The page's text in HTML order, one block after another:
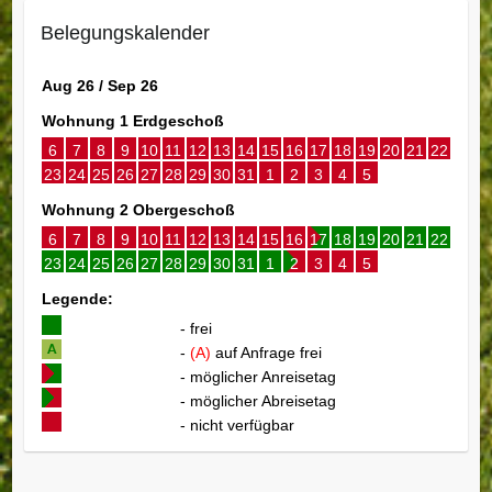
Belegungskalender
Aug 26 / Sep 26
Wohnung 1 Erdgeschoß
6
7 8 9 10 11 12 13 14 15 16 17 18 19 20 21
22
23 24 25 26 27 28 29 30 31 1 2 3 4
5
Wohnung 2 Obergeschoß
6
7 8 9 10 11 12 13 14 15 16 17 18 19 20 21
22
23 24 25 26 27 28 29 30 31 1 2 3 4
5
Legende:
- frei
-(A) auf Anfrage frei
- möglicher Anreisetag
- möglicher Abreisetag
- nicht verfügbar